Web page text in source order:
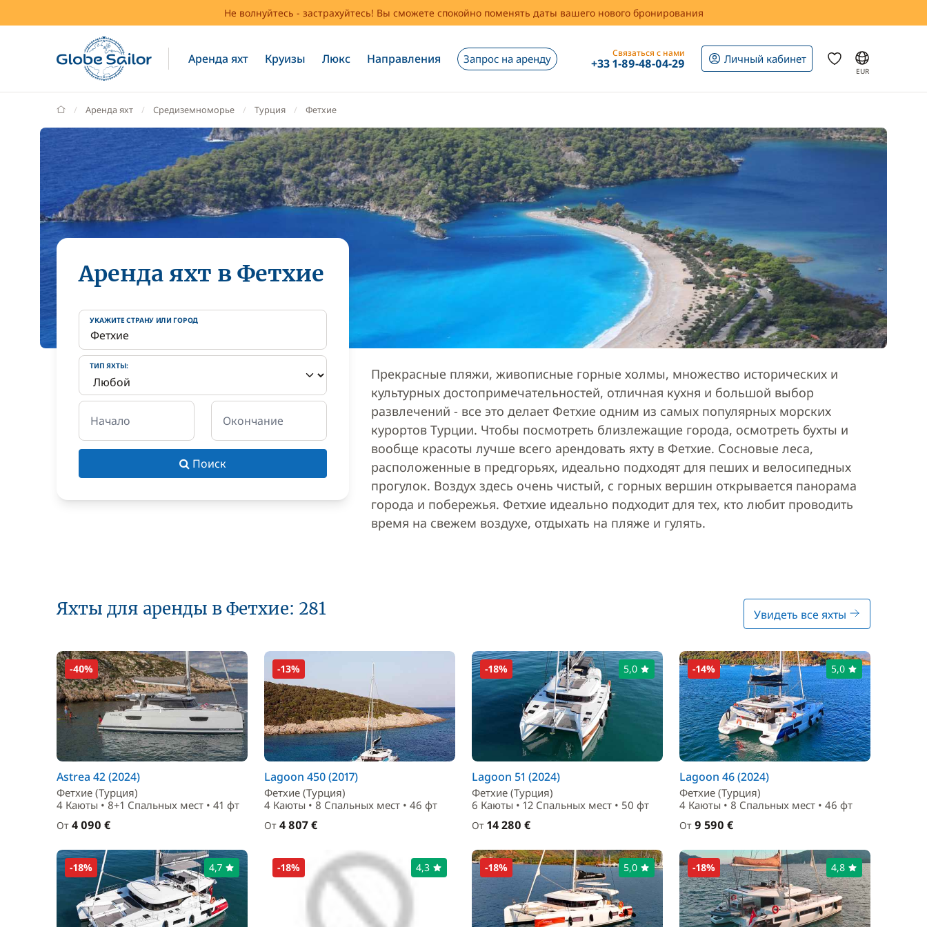
Не волнуйтесь - застрахуйтесь! Вы сможете спокойно поменять даты вашего нового бронирования
Аренда яхт Круизы Люкс Направления Запрос на аренду Связаться с нами
+33 1-89-48-04-29 Личный кабинет
EUR
GlobeSailor
Аренда яхт Средиземноморье Турция Фетхие
Аренда яхт в Фетхие
УКАЖИТЕ СТРАНУ ИЛИ ГОРОД
ТИП ЯХТЫ:
Начало Окончание
Поиск
Прекрасные пляжи, живописные горные холмы, множество исторических и
культурных достопримечательностей, отличная кухня и большой выбор
развлечений - все это делает Фетхие одним из самых популярных морских
курортов Турции. Чтобы посмотреть близлежащие города, осмотреть бухты и
вообще красоты лучше всего арендовать яхту в Фетхие. Сосновые леса,
расположенные в предгорьях, идеально подходят для пеших и велосипедных
прогулок. Воздух здесь очень чистый, с горных вершин открывается панорама
города и побережья. Фетхие идеально подходит для тех, кто любит проводить
время на свежем воздухе, отдыхать на пляже и гулять.
Яхты для аренды в Фетхие: 281 Увидеть все яхты
-40%
Astrea 42 (2024)
Фетхие (Турция)
4 Каюты • 8+1 Спальныx мест • 41 фт
От 4 090 €
-13%
Lagoon 450 (2017)
Фетхие (Турция)
4 Каюты • 8 Спальныx мест • 46 фт
От 4 807 €
-18% 5,0
Lagoon 51 (2024)
Фетхие (Турция)
6 Каюты • 12 Спальныx мест • 50 фт
От 14 280 €
-14% 5,0
Lagoon 46 (2024)
Фетхие (Турция)
4 Каюты • 8 Спальныx мест • 46 фт
От 9 590 €
-18% 4,7 -18% 4,3 -18% 5,0 -18% 4,8